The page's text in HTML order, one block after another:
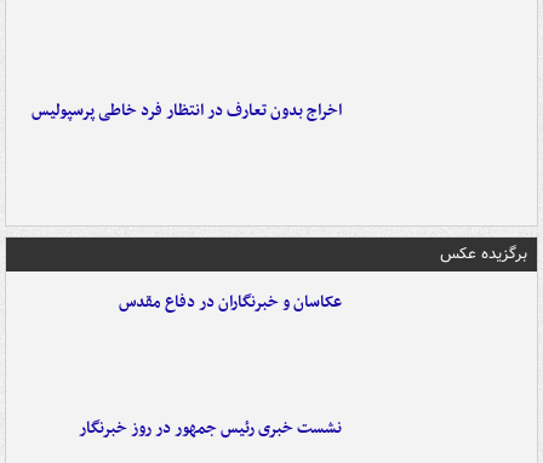
اخراج بدون تعارف در انتظار فرد خاطی پرسپولیس
برگزیده عکس
عکاسان و خبرنگاران در دفاع مقدس
نشست خبری رئیس جمهور در روز خبرنگار